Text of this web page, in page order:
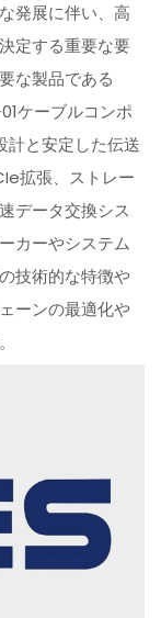
発展に伴い、高
定する重要な要
な製品である
ケーブルコンポ
計と安定した伝送
拡張、ストレー
データ交換シス
カーやシステム
技術的な特徴や
ーンの最適化や